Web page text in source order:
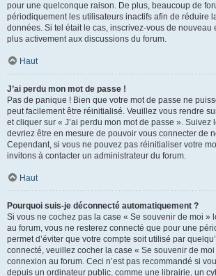
pour une quelconque raison. De plus, beaucoup de
périodiquement les utilisateurs inactifs afin de réduire
données. Si tel était le cas, inscrivez-vous de nouveau
plus activement aux discussions du forum.
Haut
J’ai perdu mon mot de passe !
Pas de panique ! Bien que votre mot de passe ne
peut facilement être réinitialisé. Veuillez vous rendre
et cliquer sur « J’ai perdu mon mot de passe ». Suivez
devriez être en mesure de pouvoir vous connecter de
Cependant, si vous ne pouvez pas réinitialiser votre
invitons à contacter un administrateur du forum.
Haut
Pourquoi suis-je déconnecté automatiquement ?
Si vous ne cochez pas la case « Se souvenir de moi »
au forum, vous ne resterez connecté que pour une
permet d’éviter que votre compte soit utilisé par
connecté, veuillez cocher la case « Se souvenir de
connexion au forum. Ceci n’est pas recommandé si
depuis un ordinateur public, comme une librairie, un